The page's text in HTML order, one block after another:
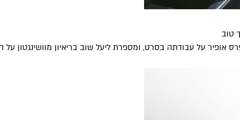
טוב
אופיר על עבודתה בסרט, ומספרת ליעל שוב בריאיון מוושינגטון על